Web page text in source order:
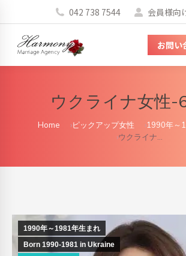
042 738 7544 会員様向
お問い
ウクライナ女性-
You are here:
Home ピックアップ女性
1990年～
ウクライナ…
1990年～1981年生まれ
Born 1990-1981 in Ukraine